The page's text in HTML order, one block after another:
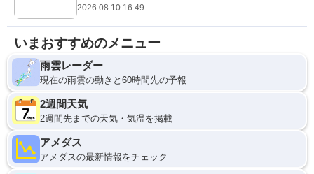
2026.08.10 16:49
いまおすすめのメニュー
雨雲レーダー
現在の雨雲の動きと60時間先の予報
2週間天気
2週間先までの天気・気温を掲載
アメダス
アメダスの最新情報をチェック